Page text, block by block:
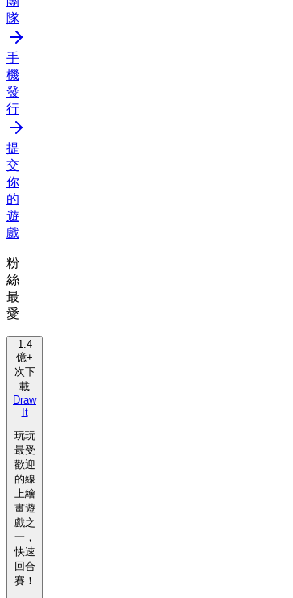
隊
手
機
發
行
提
交
你
的
遊
戲
粉
絲
最
愛
1.4
億+
次下
載
Draw
It
玩玩
最受
歡迎
的線
上繪
畫遊
戲之
一，
快速
回合
賽！